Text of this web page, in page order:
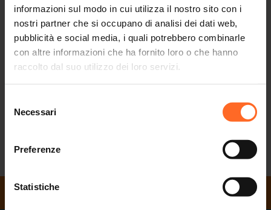
informazioni sul modo in cui utilizza il nostro sito con i
nostri partner che si occupano di analisi dei dati web,
pubblicità e social media, i quali potrebbero combinarle
con altre informazioni che ha fornito loro o che hanno
raccolto dal suo utilizzo dei loro servizi.
delNecessari
Preferenze
Statistiche
Data: giovedì 27 giugno 2024
Luogo: terrazza, 3° piano
Orario: 18:30 - 19:30
890137173247?AFF=ODDTDTCREATOR